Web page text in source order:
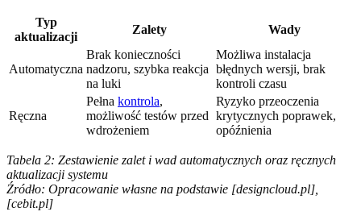
Typ
aktualizacji
Zalety Wady
Automatyczna
Brak konieczności
nadzoru, szybka reakcja
na luki
Możliwa instalacja
błędnych wersji, brak
kontroli czasu
Ręczna
Pełna kontrola,
możliwość testów przed
wdrożeniem
Ryzyko przeoczenia
krytycznych poprawek,
opóźnienia
Tabela 2: Zestawienie zalet i wad automatycznych oraz ręcznych
aktualizacji systemu
Źródło: Opracowanie własne na podstawie [designcloud.pl],
[cebit.pl]